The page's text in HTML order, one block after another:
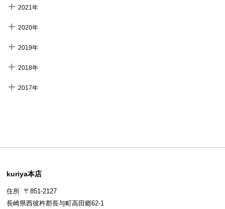
2021年
2020年
2019年
2018年
2017年
kuriya本店
住所 〒851-2127
長崎県西彼杵郡長与町高田郷62-1